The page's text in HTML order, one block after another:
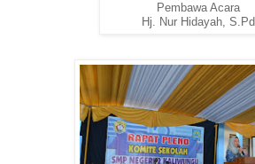
Pembawa Acara
Hj. Nur Hidayah, S.Pd